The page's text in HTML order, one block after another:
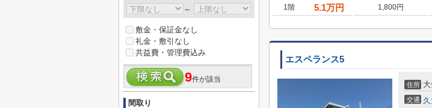
1階
5.1万円 1,800円
エスペランス5
住所
交通
～
敷金・保証金なし
礼金・敷引なし
共益費・管理費込み
9件が該当
間取り